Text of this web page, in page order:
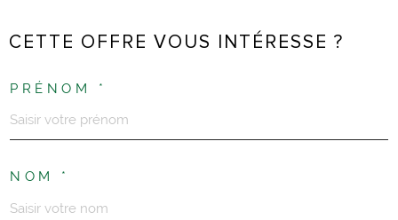
CETTE OFFRE VOUS INTÉRESSE ?
PRÉNOM *
NOM *